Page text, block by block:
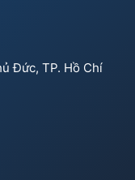
Đức, TP. Hồ Chí